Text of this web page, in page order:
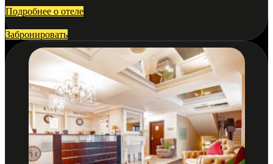
Подробнее о отеле
Забронировать